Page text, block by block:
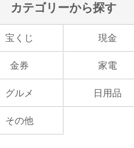
カテゴリーから探す
宝くじ 現金
金券 家電
グルメ 日用品
その他